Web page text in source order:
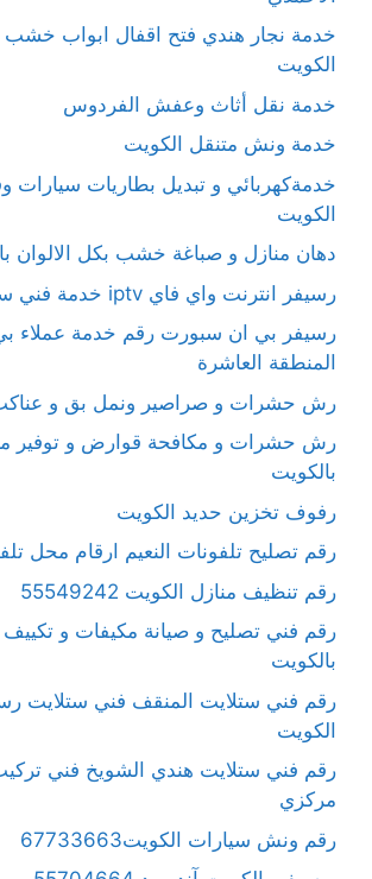
خدمة نجار هندي فتح اقفال ابواب خشب
الكويت
خدمة نقل أثاث وعفش الفردوس
خدمة ونش متنقل الكويت
خدمةكهربائي و تبديل بطاريات
الكويت
دهان منازل و صباغة خشب بكل الالوان
رسيفر انترنت واي فاي iptv خدمة فني ستلايت المنقف
رسيفر بي ان سبورت رقم خدمة عملاء
المنطقة العاشرة
رش حشرات و صراصير ونمل بق و
رش حشرات و مكافحة قوارض و توفير
بالكويت
رفوف تخزين حديد الكويت
رقم تصليح تلفونات النعيم ارقام محل
رقم تنظيف منازل الكويت 55549242
رقم فني تصليح و صيانة مكيفات و
بالكويت
رقم فني ستلايت المنقف فني ستلايت
الكويت
رقم فني ستلايت هندي الشويخ فني
مركزي
رقم ونش سيارات الكويت67733663